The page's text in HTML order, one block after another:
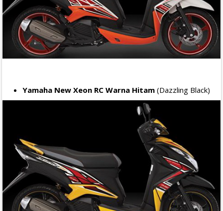
Yamaha New Xeon RC Warna Hitam (Dazzling Black)